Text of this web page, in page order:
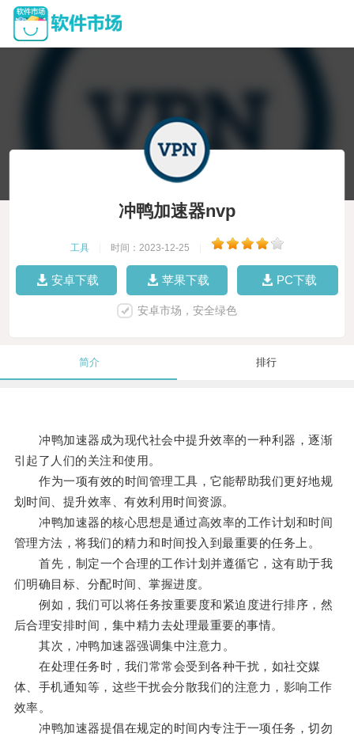
冲鸭加速器nvp
工具 时间：2023-12-25
安卓下载 苹果下载 PC下载
安卓市场，安全绿色
简介 排行
冲鸭加速器成为现代社会中提升效率的一种利器，逐渐
引起了人们的关注和使用。
作为一项有效的时间管理工具，它能帮助我们更好地规
划时间、提升效率、有效利用时间资源。
冲鸭加速器的核心思想是通过高效率的工作计划和时间
管理方法，将我们的精力和时间投入到最重要的任务上。
首先，制定一个合理的工作计划并遵循它，这有助于我
们明确目标、分配时间、掌握进度。
例如，我们可以将任务按重要度和紧迫度进行排序，然
后合理安排时间，集中精力去处理最重要的事情。
其次，冲鸭加速器强调集中注意力。
在处理任务时，我们常常会受到各种干扰，如社交媒
体、手机通知等，这些干扰会分散我们的注意力，影响工作
效率。
冲鸭加速器提倡在规定的时间内专注于一项任务，切勿